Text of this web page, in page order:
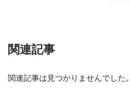
関連記事
関連記事は見つかりませんでした。